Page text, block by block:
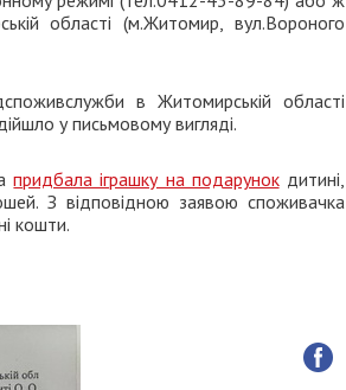
області (м.Житомир, вул.Вороного
в Житомирській області
у письмовому вигляді.
придбала іграшку на подарунокдитині,
З відповідною заявою споживачка
кошти.